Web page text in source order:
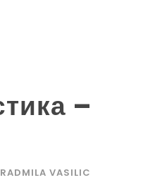
–
RADMILA VASILIC